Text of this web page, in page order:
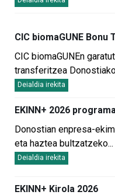
CIC biomaGUNE
Deialdia irekita
CIC biomaGUNEn
transferitzea
...
EKINN+ 2026 programa
Deialdia irekita
Donostian enpresa-
eta haztea bultzatzeko
...
EKINN+ Kirola 2026